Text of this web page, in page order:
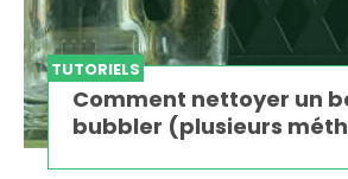
TUTORIELS
Comment nettoyer un
bubbler (plusieurs